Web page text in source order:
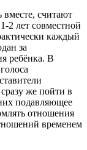
вместе, считают
лет совместной
каждый
за
ребёнка. В
же пойти в
подавляющее
отношения
временем